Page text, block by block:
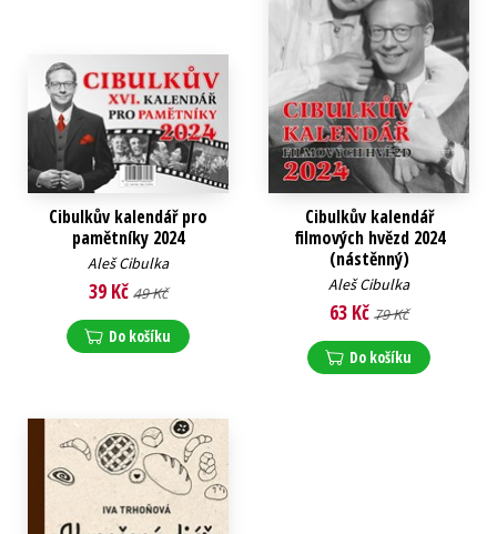
Cibulkův kalendář pro
pamětníky 2024
Aleš Cibulka
39 Kč 49 Kč
Do košíku
Cibulkův kalendář
filmových hvězd 2024
(nástěnný)
Aleš Cibulka
63 Kč 79 Kč
Do košíku